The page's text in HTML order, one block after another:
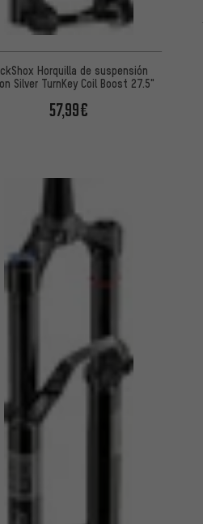
Horquilla de suspensión
Silver TurnKey Coil Boost 27.5"
57,99€